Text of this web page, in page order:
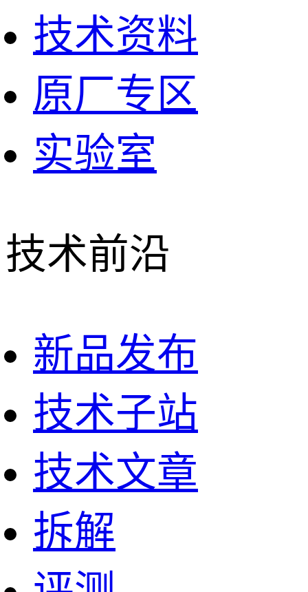
技术资料
原厂专区
实验室
技术前沿
新品发布
技术子站
技术文章
拆解